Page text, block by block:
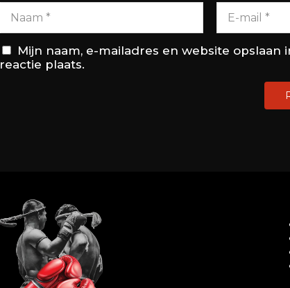
Mijn naam, e-mailadres en website
reactie plaats.